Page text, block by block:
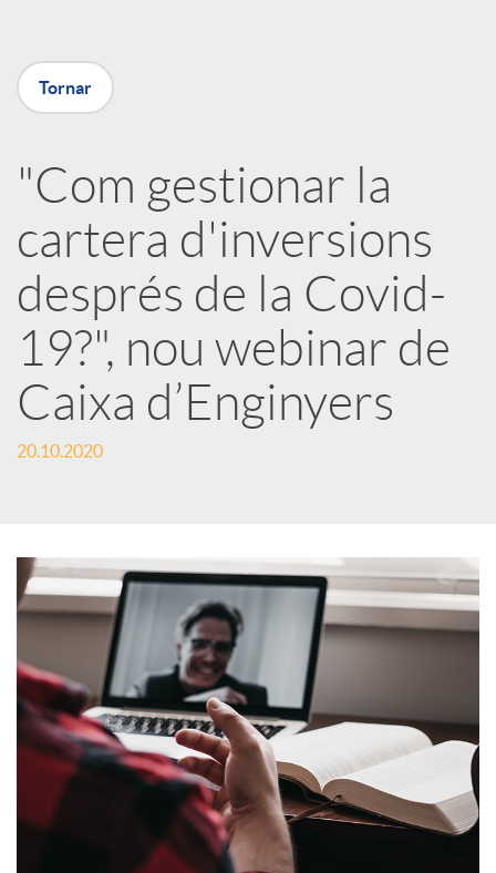
X
a
r
x
e
s
o
c
i
a
Tornar
"Com gestionar la
cartera d'inversions
després de la Covid-
19?", nou webinar de
Caixa d’Enginyers
20.10.2020